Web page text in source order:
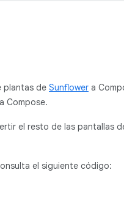
plantas de Sunflower a
Compose.
el resto de las pantallas
el siguiente código: